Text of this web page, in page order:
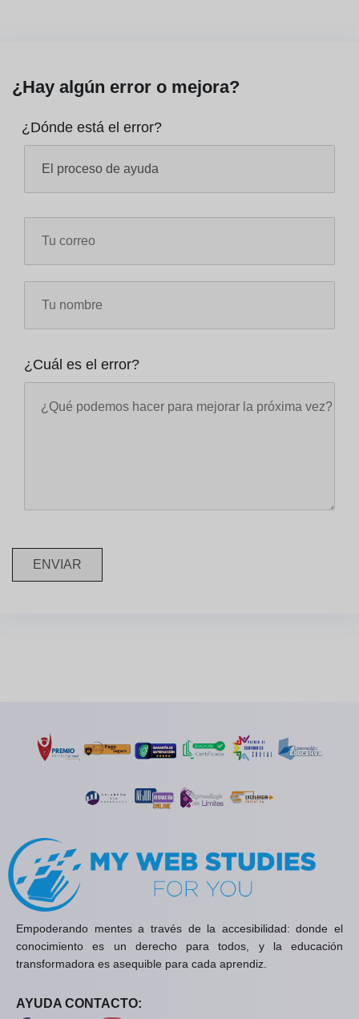
¿Hay algún error o mejora?
¿Dónde está el error?
¿Cuál es el error?
ENVIAR
Empoderando mentes a través de la accesibilidad: donde el
conocimiento es un derecho para todos, y la educación
transformadora es asequible para cada aprendiz.
AYUDA CONTACTO: